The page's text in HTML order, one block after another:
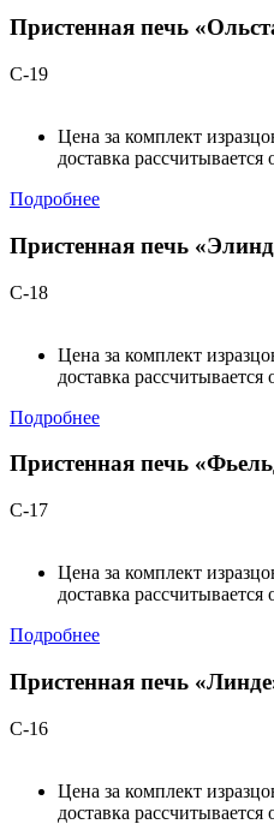
Пристенная печь
С-19
Цена за комплект
доставка рассчитывается
Подробнее
Пристенная печь
С-18
Цена за комплект
доставка рассчитывается
Подробнее
Пристенная печь
С-17
Цена за комплект
доставка рассчитывается
Подробнее
Пристенная печь
С-16
Цена за комплект
доставка рассчитывается